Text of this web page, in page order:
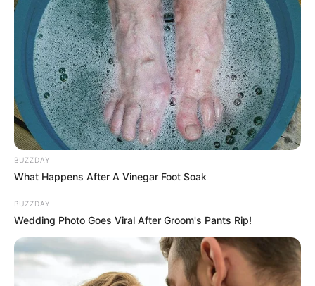
és tízezer számra jöttek tüntetni az emberek, és
onnantól kezdve el lehetett azt látni, hogy jé, igen,
meg lehet mozdítani az embereket” – mondta.
Szerinte április 12-én kormányváltás történt, ami
nem egyenlő rendszerváltással.
BUZZDAY
What Happens After A Vinegar Foot Soak
BUZZDAY
Wedding Photo Goes Viral After Groom's Pants Rip!